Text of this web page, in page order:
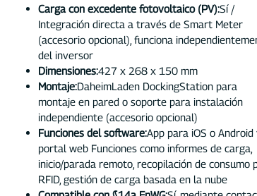
Carga con excedente fotovoltaico (PV):Sí /
Integración directa a través de Smart Meter
(accesorio opcional), funciona
del inversor
Dimensiones:427 x 268 x 150 mm
Montaje:DaheimLaden DockingStation para
montaje en pared o soporte para instalación
independiente (accesorio opcional)
Funciones del software:App para iOS o Android
portal web Funciones como informes de carga,
inicio/parada remoto, recopilación de consumo
RFID, gestión de carga basada en la nube